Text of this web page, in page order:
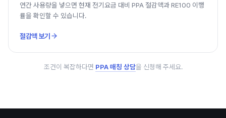
연간 사용량을 넣으면 현재 전기요금 대비 PPA 절감액과 RE100 이행
률을 확인할 수 있습니다.
절감액 보기
조건이 복잡하다면 PPA 매칭 상담을 신청해 주세요.